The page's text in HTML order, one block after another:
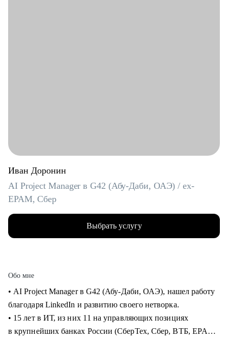
Иван Доронин
AI Project Manager в G42 (Абу-Даби, ОАЭ) / ex-
EPAM, Сбер
Выбрать услугу
Обо мне
• AI Project Manager в G42 (Абу-Даби, ОАЭ), нашел работу
благодаря LinkedIn и развитию своего нетворка.
• 15 лет в ИТ, из них 11 на управляющих позициях
в крупнейших банках России (СберТех, Сбер, ВТБ, EPAM).